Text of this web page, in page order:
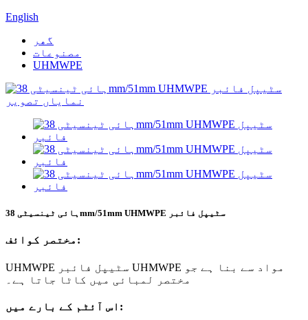
English
گھر
مصنوعات
UHMWPE
ہائی ٹینسیٹی 38mm/51mm UHMWPE سٹیپل فائبر
مختصر کوائف:
UHMWPE سٹیپل فائبر UHMWPE مواد سے بنا ہے جو
مختصر لمبائی میں کاٹا جاتا ہے۔
اس آئٹم کے بارے میں: